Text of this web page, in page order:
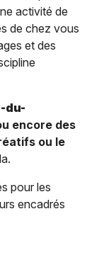
activité de
de chez vous
et des
du-
encore des
ou le
pour les
encadrés